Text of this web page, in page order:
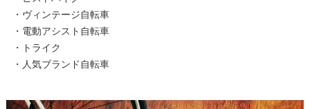
・ヴィンテージ自転車
・電動アシスト自転車
・トライク
・人気ブランド自転車